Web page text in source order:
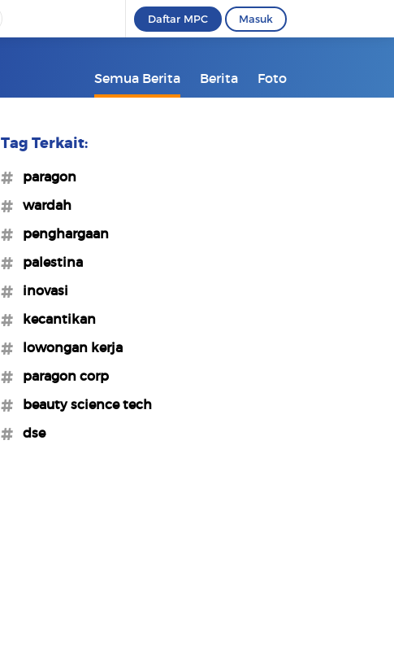
Daftar MPC Masuk
Semua Berita Berita Foto
Tag Terkait:
#paragon
#wardah
#penghargaan
#palestina
#inovasi
#kecantikan
#lowongan kerja
#paragon corp
#beauty science tech
#dse